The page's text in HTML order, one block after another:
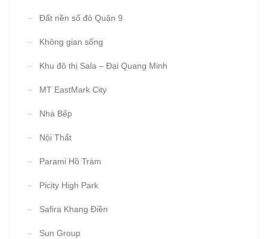
Đất nền sổ đỏ Quận 9
Không gian sống
Khu đô thị Sala – Đại Quang Minh
MT EastMark City
Nhà Bếp
Nội Thất
Parami Hồ Tràm
Picity High Park
Safira Khang Điền
Sun Group